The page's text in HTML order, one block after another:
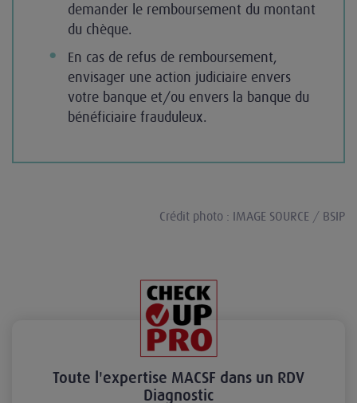
demander le remboursement du montant
du chèque.
En cas de refus de remboursement,
envisager une action judiciaire envers
votre banque et/ou envers la banque du
bénéficiaire frauduleux.
Crédit photo : IMAGE SOURCE / BSIP
Toute l'expertise MACSF dans un RDV
Diagnostic